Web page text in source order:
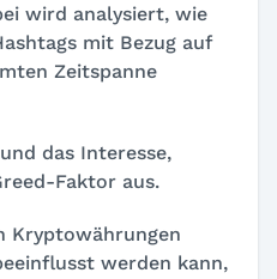
wird analysiert, wie
mit Bezug auf
Zeitspanne
das Interesse,
Faktor aus.
Kryptowährungen
werden kann,